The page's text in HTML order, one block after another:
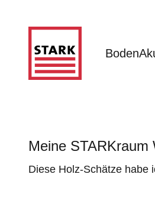
Boden
STARKraum
Meine STARKraum
Diese Holz-Schätze habe